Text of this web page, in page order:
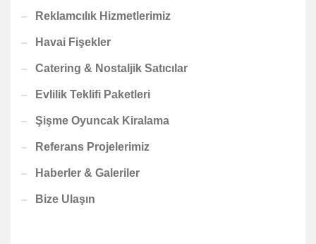
Reklamcılık Hizmetlerimiz
Havai Fişekler
Catering & Nostaljik Satıcılar
Evlilik Teklifi Paketleri
Şişme Oyuncak Kiralama
Referans Projelerimiz
Haberler & Galeriler
Bize Ulaşın